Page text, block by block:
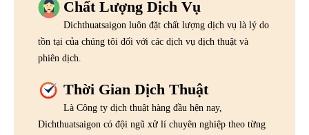
Chất Lượng Dịch Vụ
Dichthuatsaigon luôn đặt chất lượng dịch vụ là lý do
tồn tại của chúng tôi đối với các dịch vụ dịch thuật và
phiên dịch.
Thời Gian Dịch Thuật
Là Công ty dịch thuật hàng đầu hện nay,
Dichthuatsaigon có đội ngũ xử lí chuyên nghiệp theo từng